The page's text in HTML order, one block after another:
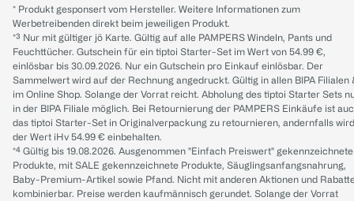
* Produkt gesponsert vom Hersteller. Weitere Informationen zum
Werbetreibenden direkt beim jeweiligen Produkt.
*³ Nur mit gültiger jö Karte. Gültig auf alle PAMPERS Windeln, Pants und
Feuchttücher. Gutschein für ein tiptoi Starter-Set im Wert von 54.99 €,
einlösbar bis 30.09.2026. Nur ein Gutschein pro Einkauf einlösbar. Der
Sammelwert wird auf der Rechnung angedruckt. Gültig in allen BIPA Filialen
im Online Shop. Solange der Vorrat reicht. Abholung des tiptoi Starter Sets
in der BIPA Filiale möglich. Bei Retournierung der PAMPERS Einkäufe ist
das tiptoi Starter-Set in Originalverpackung zu retournieren, andernfalls wird
der Wert iHv 54.99 € einbehalten.
*⁴ Gültig bis 19.08.2026. Ausgenommen "Einfach Preiswert" gekennzeichnete
Produkte, mit SALE gekennzeichnete Produkte, Säuglingsanfangsnahrung,
Baby-Premium-Artikel sowie Pfand. Nicht mit anderen Aktionen und
kombinierbar. Preise werden kaufmännisch gerundet. Solange der Vorrat